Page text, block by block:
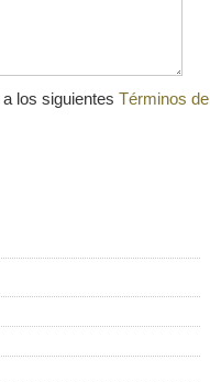
los siguientes Términos de